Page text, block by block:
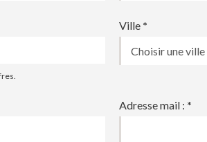
Ville *
Adresse mail : *